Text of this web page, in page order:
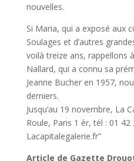
nouvelles.
Si Maria, qui a exposé aux
Soulages et d’autres
voilà treize ans, rappellons
Nallard, qui a connu sa
Jeanne Bucher en 1957,
derniers.
Jusqu’au 19 novembre, La
Roule, Paris 1 ér, tél : 01
Lacapitalegalerie.fr”
Article de Gazette